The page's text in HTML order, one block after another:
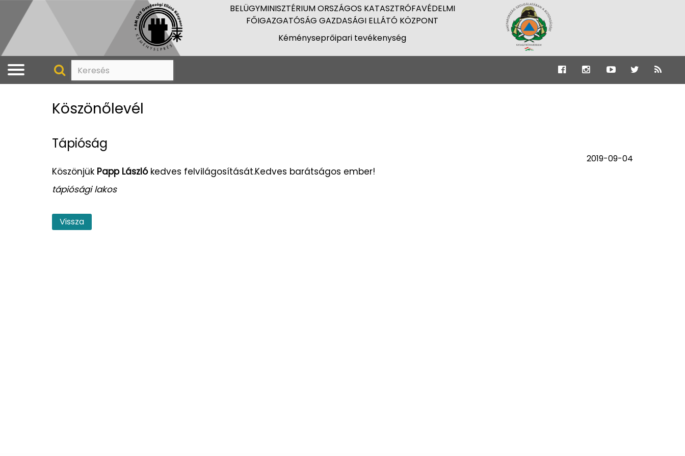
BELÜGYMINISZTÉRIUM ORSZÁGOS KATASZTRÓFAVÉDELMI
FŐIGAZGATÓSÁG GAZDASÁGI ELLÁTÓ KÖZPONT
Kéményseprőipari tevékenység
Köszönőlevél
Tápióság
2019-09-04
Köszönjük Papp Lászlókedves felvilágosítását.Kedves barátságos ember!
tápiósági lakos
Vissza